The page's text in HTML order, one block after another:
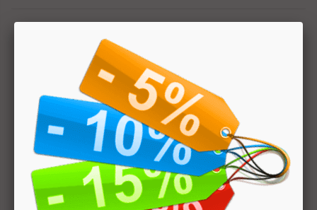
Hai bisogno di aiuto? Chatta con noi